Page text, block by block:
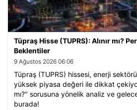
Tüpraş Hisse (TUPRS): Alınır mı?
Beklentiler
9 Ağustos 2026 06:06
Tüpraş (TUPRS) hissesi, enerji
yüksek piyasa değeri ile dikkat
mı?" sorusuna yönelik analiz ve
burada!